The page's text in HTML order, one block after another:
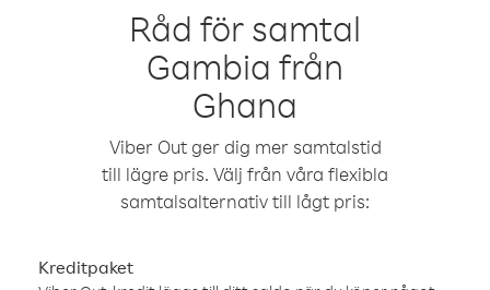
Råd för samtal
Gambia från
Ghana
Viber Out ger dig mer samtalstid
till lägre pris. Välj från våra flexibla
samtalsalternativ till lågt pris:
Kreditpaket